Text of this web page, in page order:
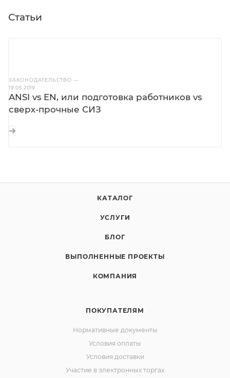
Статьи
ЗАКОНОДАТЕЛЬСТВО —
19.05.2019
ANSI vs EN, или подготовка работников vs
сверх-прочные СИЗ
КАТАЛОГ
УСЛУГИ
БЛОГ
ВЫПОЛНЕННЫЕ ПРОЕКТЫ
КОМПАНИЯ
ПОКУПАТЕЛЯМ
Нормативные документы
Условия оплаты
Условия доставки
Участие в электронных торгах